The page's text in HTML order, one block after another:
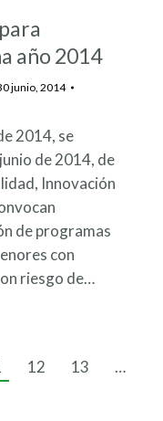
año 2014
junio, 2014
2014, se
de 2014, de
Innovación
de programas
con
riesgo de…
12 13
…